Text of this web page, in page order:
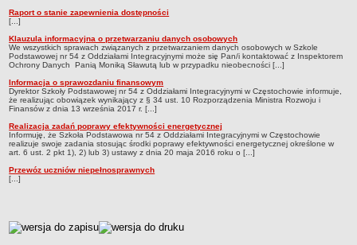
Specjalny Ośrodek nr 1
BURSA MIEJSKA
Dane podstawowe
Statut
Majątek
Godziny dyżurów
Ogłoszenie
Zarządzenia
Sprawozdania
Raport o stanie zapewnienia dostępności
[...]
Klauzula informacyjna o przetwarzaniu danych osobowych
We wszystkich sprawach związanych z przetwarzaniem danych osobowych w Szkole
Podstawowej nr 54 z Oddziałami Integracyjnymi może się Pan/i kontaktować z Inspektorem
Ochrony Danych Panią Moniką Sławutą lub w przypadku nieobecności [...]
Informacja o sprawozdaniu finansowym
Dyrektor Szkoły Podstawowej nr 54 z Oddziałami Integracyjnymi w Częstochowie informuje,
że realizując obowiązek wynikający z § 34 ust. 10 Rozporządzenia Ministra Rozwoju i
Finansów z dnia 13 września 2017 r. [...]
Realizacja zadań poprawy efektywności energetycznej
Informuję, że Szkoła Podstawowa nr 54 z Oddziałami Integracyjnymi w Częstochowie
realizuje swoje zadania stosując środki poprawy efektywności energetycznej określone w
art. 6 ust. 2 pkt 1), 2) lub 3) ustawy z dnia 20 maja 2016 roku o [...]
Przewóz uczniów niepełnosprawnych
[...]
metryczka